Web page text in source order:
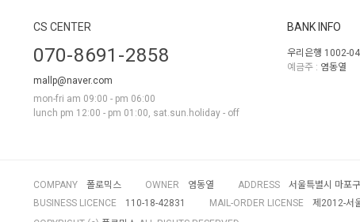
CS CENTER
070-8691-2858
mallp@naver.com
mon-fri am 09:00 - pm 06:00
lunch pm 12:00 - pm 01:00, sat.sun.holiday - off
BANK INFO
우리은행 1002-
예금주 : 염동열
COMPANY 폴로믹스 OWNER 염동열 ADDRESS 서울특별시 마포
BUSINESS LICENCE
110-18-42831 MAIL-ORDER LICENSE 제2012-서